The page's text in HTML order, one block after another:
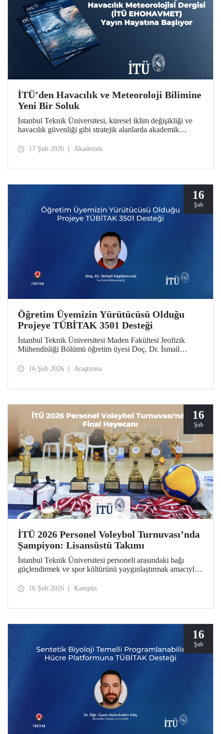
İTÜ’den Havacılık ve Meteoroloji Bilimine
Yeni Bir Soluk
İstanbul Teknik Üniversitesi, küresel iklim değişikliği ve
havacılık güvenliği gibi stratejik alanlarda akademik
Bilimleri Fakültesi bünyesinde hazırlıkları tamamlanan
17 Şub 2026 Akademik
16
Şub
Öğretim Üyemizin Yürütücüsü Olduğu
Projeye TÜBİTAK 3501 Desteği
İstanbul Teknik Üniversitesi Maden Fakültesi Jeofizik
Mühendisliği Bölümü öğretim üyesi Doç. Dr. İsmail
3501 Kariyer Geliştirme Programı kapsamında destek
16 Şub 2026 Araştırma
16
Şub
İTÜ 2026 Personel Voleybol Turnuvası’nda
Şampiyon: Lisansüstü Takımı
İstanbul Teknik Üniversitesi personeli arasındaki bağı
güçlendirmek ve spor kültürünü yaygınlaştırmak amacıyla
heyecan dolu bir finalle sona erdi.
16 Şub 2026 Kampüs
16
Şub